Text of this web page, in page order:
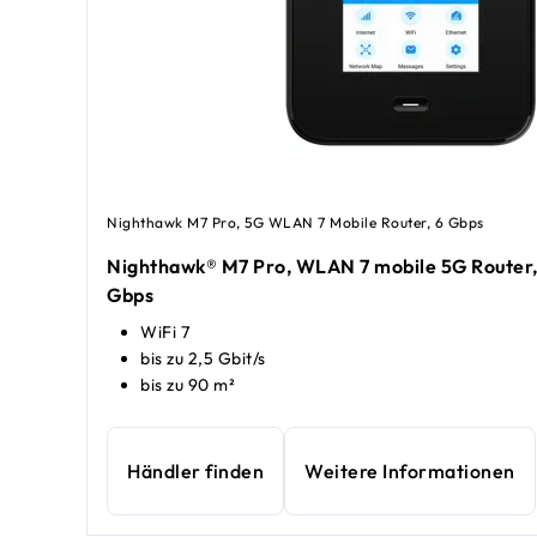
Nighthawk M7 Pro, 5G WLAN 7 Mobile Router, 6 Gbps
Nighthawk® M7 Pro, WLAN 7 mobile 5G
Gbps
WiFi 7
bis zu 2,5 Gbit/s
bis zu 90 m²
Händler finden Weitere Informationen